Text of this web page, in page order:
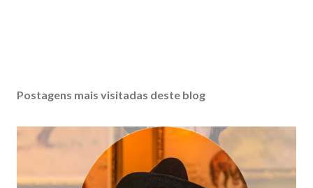
Postagens mais visitadas deste blog